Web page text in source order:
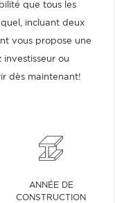
que tous les
incluant deux
vous propose une
investisseur ou
dès maintenant!
ANNÉE DE
CONSTRUCTION